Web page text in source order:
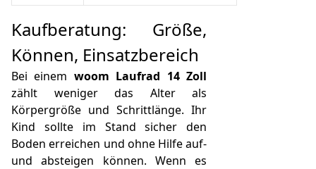
Kaufberatung: Größe,
Können, Einsatzbereich
Bei einem woom Laufrad 14 Zoll
zählt weniger das Alter als
Körpergröße und Schrittlänge. Ihr
Kind sollte im Stand sicher den
Boden erreichen und ohne Hilfe auf-
und absteigen können. Wenn es